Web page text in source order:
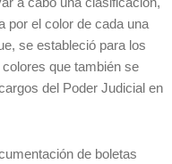
a cabo una clasificación,
por el color de cada una
se estableció para los
colores que también se
del Poder Judicial en
de boletas